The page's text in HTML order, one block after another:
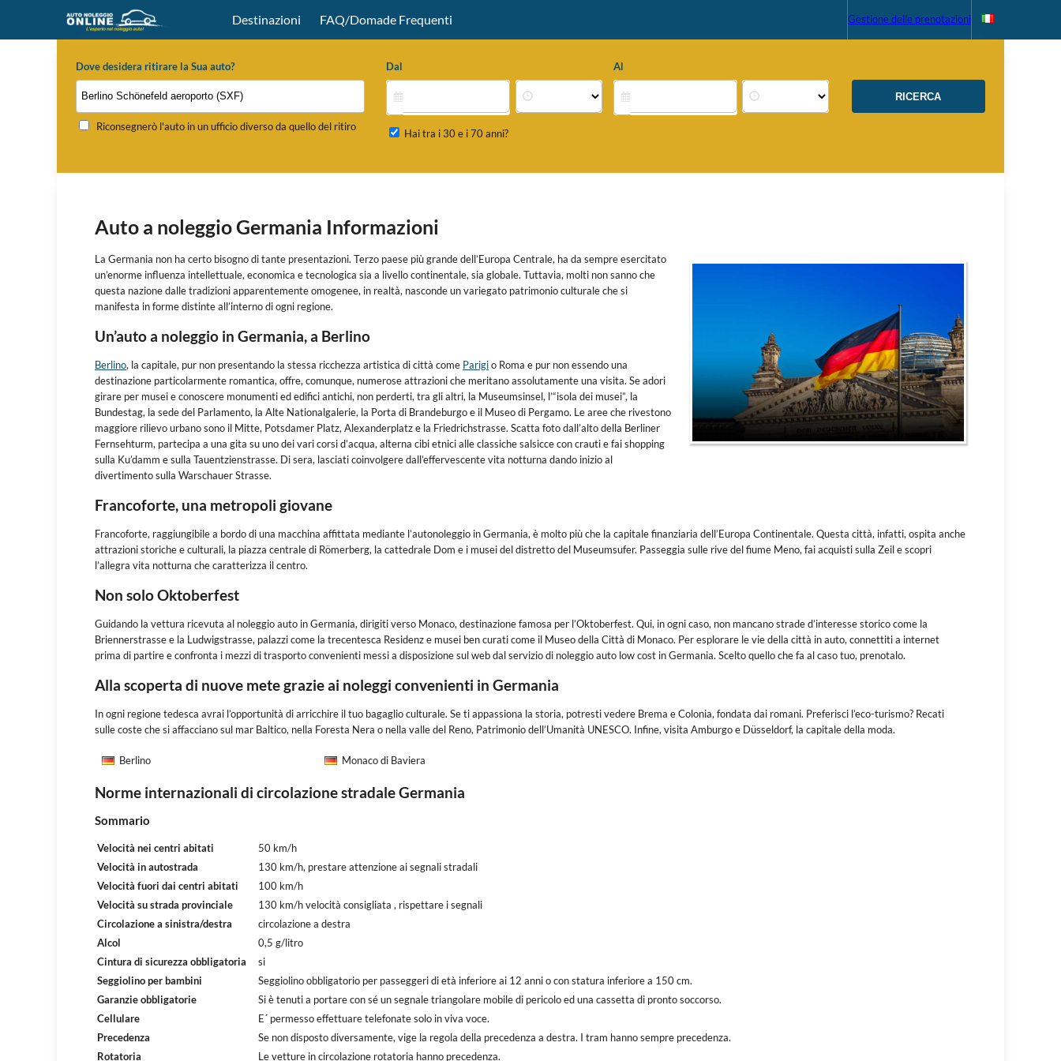
Destinazioni FAQ/Domade Frequenti Gestione delle prenotazioni
Dove desidera ritirare la Sua auto?
Riconsegnerò l'auto in un ufficio diverso da quello del ritiro
Dal Al
Hai tra i 30 e i 70 anni?
Auto a noleggio Germania Informazioni
La Germania non ha certo bisogno di tante presentazioni. Terzo paese più grande dell’Europa Centrale, ha da sempre esercitato
un’enorme influenza intellettuale, economica e tecnologica sia a livello continentale, sia globale. Tuttavia, molti non sanno che
questa nazione dalle tradizioni apparentemente omogenee, in realtà, nasconde un variegato patrimonio culturale che si
manifesta in forme distinte all’interno di ogni regione.
Un’auto a noleggio in Germania, a Berlino
Berlino, la capitale, pur non presentando la stessa ricchezza artistica di città come Parigi o Roma e pur non essendo una
destinazione particolarmente romantica, offre, comunque, numerose attrazioni che meritano assolutamente una visita. Se adori
girare per musei e conoscere monumenti ed edifici antichi, non perderti, tra gli altri, la Museumsinsel, l’“isola dei musei”, la
Bundestag, la sede del Parlamento, la Alte Nationalgalerie, la Porta di Brandeburgo e il Museo di Pergamo. Le aree che rivestono
maggiore rilievo urbano sono il Mitte, Potsdamer Platz, Alexanderplatz e la Friedrichstrasse. Scatta foto dall’alto della Berliner
Fernsehturm, partecipa a una gita su uno dei vari corsi d’acqua, alterna cibi etnici alle classiche salsicce con crauti e fai shopping
sulla Ku’damm e sulla Tauentzienstrasse. Di sera, lasciati coinvolgere dall’effervescente vita notturna dando inizio al
divertimento sulla Warschauer Strasse.
Francoforte, una metropoli giovane
Francoforte, raggiungibile a bordo di una macchina affittata mediante l’autonoleggio in Germania, è molto più che la capitale finanziaria dell’Europa Continentale. Questa città, infatti, ospita anche
attrazioni storiche e culturali, la piazza centrale di Römerberg, la cattedrale Dom e i musei del distretto del Museumsufer. Passeggia sulle rive del fiume Meno, fai acquisti sulla Zeil e scopri
l’allegra vita notturna che caratterizza il centro.
Non solo Oktoberfest
Guidando la vettura ricevuta al noleggio auto in Germania, dirigiti verso Monaco, destinazione famosa per l’Oktoberfest. Qui, in ogni caso, non mancano strade d’interesse storico come la
Briennerstrasse e la Ludwigstrasse, palazzi come la trecentesca Residenz e musei ben curati come il Museo della Città di Monaco. Per esplorare le vie della città in auto, connettiti a internet
prima di partire e confronta i mezzi di trasporto convenienti messi a disposizione sul web dal servizio di noleggio auto low cost in Germania. Scelto quello che fa al caso tuo, prenotalo.
Alla scoperta di nuove mete grazie ai noleggi convenienti in Germania
In ogni regione tedesca avrai l’opportunità di arricchire il tuo bagaglio culturale. Se ti appassiona la storia, potresti vedere Brema e Colonia, fondata dai romani. Preferisci l’eco-turismo? Recati
sulle coste che si affacciano sul mar Baltico, nella Foresta Nera o nella valle del Reno, Patrimonio dell’Umanità UNESCO. Infine, visita Amburgo e Düsseldorf, la capitale della moda.
Berlino Monaco di Baviera
Norme internazionali di circolazione stradale Germania
Sommario
Velocità nei centri abitati
50 km/h
Velocità in autostrada
130 km/h, prestare attenzione ai segnali stradali
Velocità fuori dai centri abitati
100 km/h
Velocità su strada provinciale
130 km/h velocità consigliata , rispettare i segnali
Circolazione a sinistra/destra
circolazione a destra
Alcol
0,5 g/litro
Cintura di sicurezza obbligatoria
si
Seggiolino per bambini
Seggiolino obbligatorio per passeggeri di età inferiore ai 12 anni o con statura inferiore a 150 cm.
Garanzie obbligatorie
Si è tenuti a portare con sé un segnale triangolare mobile di pericolo ed una cassetta di pronto soccorso.
Cellulare
E´ permesso effettuare telefonate solo in viva voce.
Precedenza
Se non disposto diversamente, vige la regola della precedenza a destra. I tram hanno sempre precedenza.
Rotatoria
Le vetture in circolazione rotatoria hanno precedenza.